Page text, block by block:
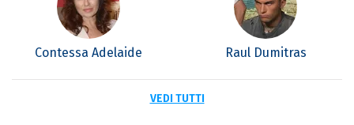
Contessa Adelaide Raul Dumitras
VEDI TUTTI